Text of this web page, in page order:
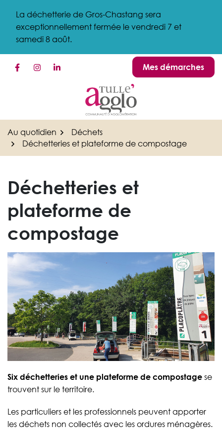
contenu
La déchetterie de Gros-Chastang sera
exceptionnellement fermée le vendredi 7 et
samedi 8 août.
Lien vers le compte Facebook
Lien vers le compte Instagram
Lien vers le compte LinkedinMes démarches
Au quotidien
Déchets
Déchetteries et plateforme de compostage
Déchetteries et
plateforme de
compostage
Six déchetteries et une plateforme de compostage se
trouvent sur le territoire.
Les particuliers et les professionnels peuvent apporter
les déchets non collectés avec les ordures ménagères.